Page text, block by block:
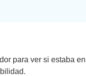
para ver si estaba